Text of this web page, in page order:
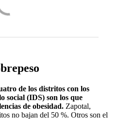
de los distritos con los
social (IDS) son los que
de obesidad. Zapotal,
no bajan del 50 %. Otros son el